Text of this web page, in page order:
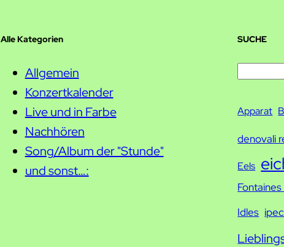
Alle Kategorien
Allgemein
Konzertkalender
Live und in Farbe
Nachhören
Song/Album der "Stunde"
und sonst…:
SUCHE
c
Apparat
denovali
Eels
Fontaines
Idles